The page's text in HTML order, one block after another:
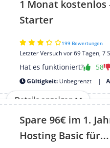
1 Monat kostenlos
Starter
199 Bewertungen
Letzter Versuch vor 69 Tagen, 7
Hat es funktioniert? 58
Gültigkeit: Unbegrenzt
Details anzeigen
Spare 96€ im 1.
Hosting Basic für...